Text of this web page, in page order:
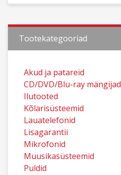
Tootekategooriad
Akud ja patareid
CD/DVD/Blu-ray mängijad
Ilutooted
Kõlarisüsteemid
Lauatelefonid
Lisagarantii
Mikrofonid
Muusikasüsteemid
Puldid